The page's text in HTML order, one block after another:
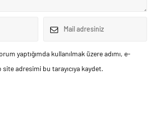
yaptığımda kullanılmak üzere adımı, e-
adresimi bu tarayıcıya kaydet.